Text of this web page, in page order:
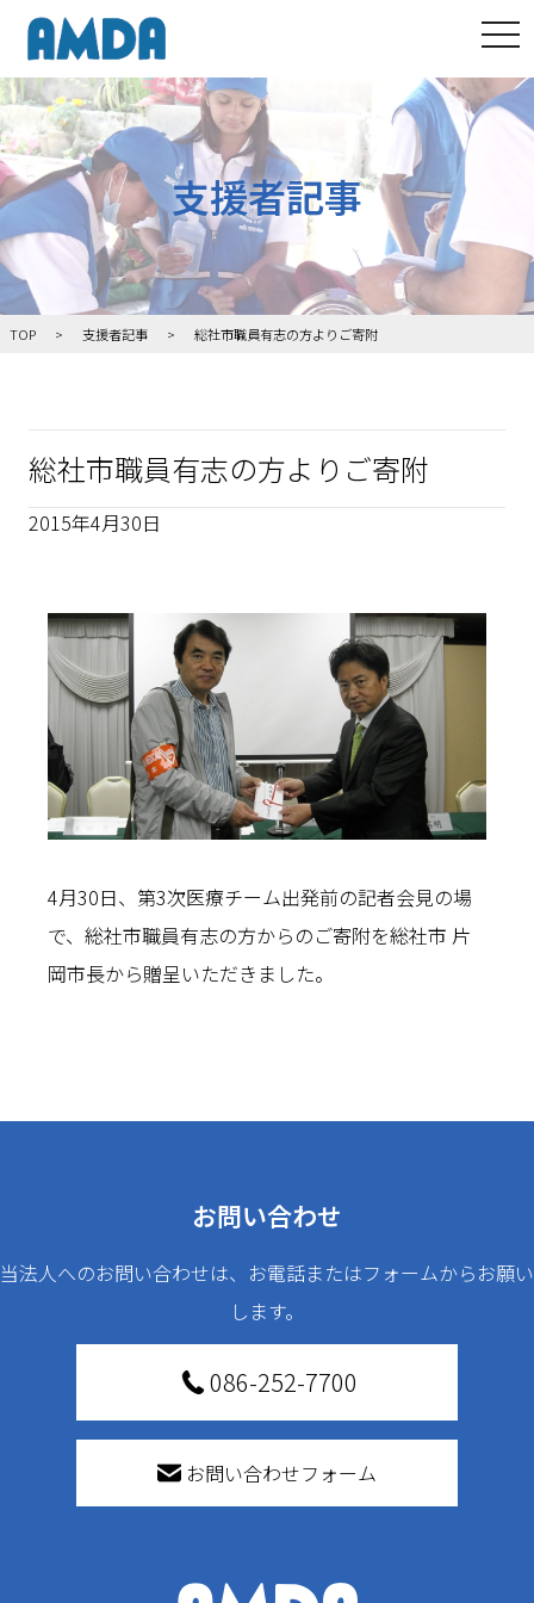
支援者記事
TOP 支援者記事 総社市職員有志の方よりご寄附
総社市職員有志の方よりご寄附
2015年4月30日
4月30日、第3次医療チーム出発前の記者会見の場
で、総社市職員有志の方からのご寄附を総社市 片
岡市長から贈呈いただきました。
お問い合わせ
当法人へのお問い合わせは、お電話またはフォームからお願い
します。
086-252-7700
お問い合わせフォーム